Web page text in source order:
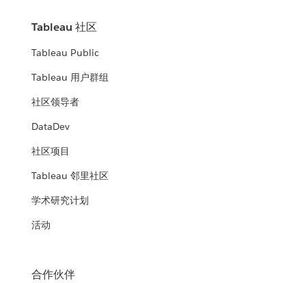
Tableau 社区
Tableau Public
Tableau 用户群组
社区领导者
DataDev
社区项目
Tableau 邻里社区
学术研究计划
活动
合作伙伴